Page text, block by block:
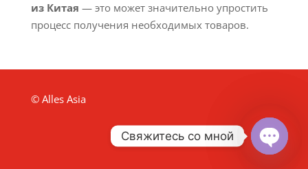
из Китая — это может значительно упростить
процесс получения необходимых товаров.
© Alles Asia
Свяжитесь со мной